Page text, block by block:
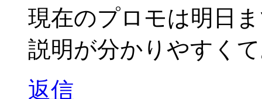
現在のプロモは明日
説明が分かりやすく
返信